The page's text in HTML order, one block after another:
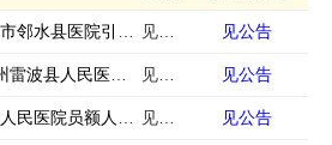
2026上半年广安市邻水县医院引进急需紧缺专业人才11人 见公告 见公告
2026年4月凉山州雷波县人民医院招聘专业技术人员若干人 见公告 见公告
2026内江市第六人民医院员额人员招聘13人 见公告 见公告